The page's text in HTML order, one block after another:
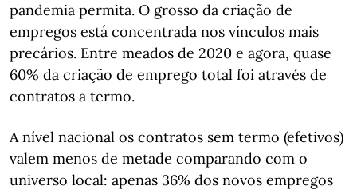
pandemia permita. O grosso da criação de
empregos está concentrada nos vínculos mais
precários. Entre meados de 2020 e agora, quase
60% da criação de emprego total foi através de
contratos a termo.
A nível nacional os contratos sem termo (efetivos)
valem menos de metade comparando com o
universo local: apenas 36% dos novos empregos